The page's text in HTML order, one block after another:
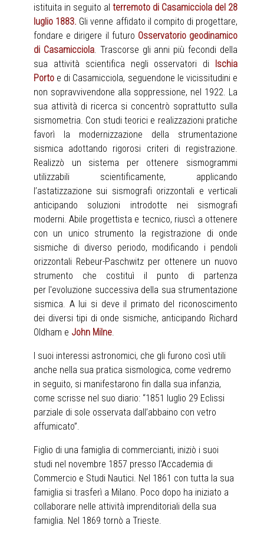
istituita in seguito al terremoto di Casamicciola del 28
luglio 1883. Gli venne affidato il compito di progettare,
fondare e dirigere il futuro Osservatorio geodinamico
di Casamicciola. Trascorse gli anni più fecondi della
sua attività scientifica negli osservatori di
Ischia
Porto e di Casamicciola, seguendone le vicissitudini e
non sopravvivendone alla soppressione, nel 1922. La
sua attività di ricerca si concentrò soprattutto sulla
sismometria. Con studi teorici e realizzazioni pratiche
favorì la modernizzazione della strumentazione
sismica adottando rigorosi criteri di registrazione.
Realizzò un sistema per ottenere sismogrammi
utilizzabili scientificamente, applicando
l’astatizzazione sui sismografi orizzontali e verticali
anticipando soluzioni introdotte nei sismografi
moderni. Abile progettista e tecnico, riuscì a ottenere
con un unico strumento la registrazione di onde
sismiche di diverso periodo, modificando i pendoli
orizzontali Rebeur-Paschwitz per ottenere un nuovo
strumento che costituì il punto di partenza
per l'evoluzione successiva della sua strumentazione
sismica. A lui si deve il primato del riconoscimento
dei diversi tipi di onde sismiche, anticipando Richard
Oldham e John Milne.
I suoi interessi astronomici, che gli furono così utili
anche nella sua pratica sismologica, come vedremo
in seguito, si manifestarono fin dalla sua infanzia,
come scrisse nel suo diario: “1851 luglio 29 Eclissi
parziale di sole osservata dall’abbaino con vetro
affumicato”.
Figlio di una famiglia di commercianti, iniziò i suoi
studi nel novembre 1857 presso l'Accademia di
Commercio e Studi Nautici. Nel 1861 con tutta la sua
famiglia si trasferì a Milano. Poco dopo ha iniziato a
collaborare nelle attività imprenditoriali della sua
famiglia. Nel 1869 tornò a Trieste.